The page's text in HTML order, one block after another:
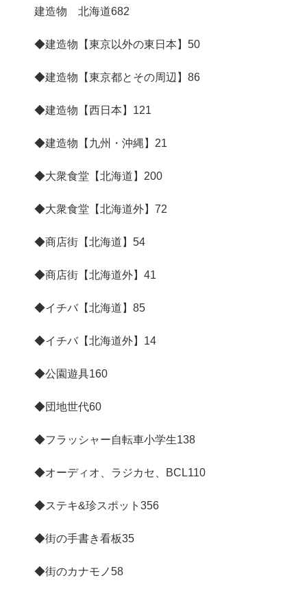
建造物 北海道682
◆建造物【東京以外の東日本】 50
◆建造物【東京都とその周辺】 86
◆建造物【西日本】 121
◆建造物【九州・沖縄】 21
◆大衆食堂【北海道】 200
◆大衆食堂【北海道外】 72
◆商店街【北海道】 54
◆商店街【北海道外】 41
◆イチバ【北海道】 85
◆イチバ【北海道外】 14
◆公園遊具160
◆団地世代60
◆フラッシャー自転車小学生138
◆オーディオ、ラジカセ、BCL110
◆ステキ&珍スポット 356
◆街の手書き看板35
◆街のカナモノ58